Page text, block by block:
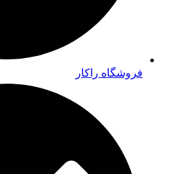
فروشگاه راکار